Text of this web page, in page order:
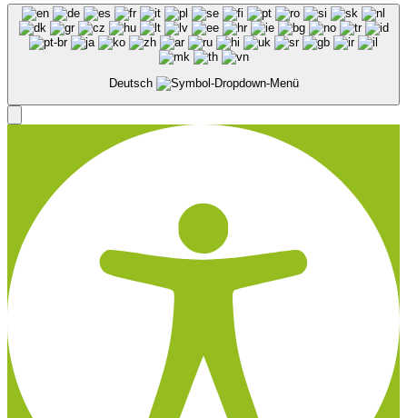
Deutsch